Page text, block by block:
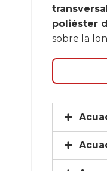
poliéster
sobre la